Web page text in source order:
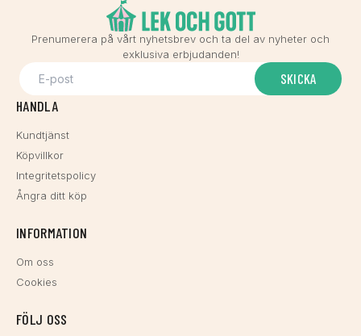
Prenumerera på vårt nyhetsbrev och ta del av nyheter och
exklusiva erbjudanden!
SKICKA
HANDLA
Kundtjänst
Köpvillkor
Integritetspolicy
Ångra ditt köp
INFORMATION
Om oss
Cookies
FÖLJ OSS